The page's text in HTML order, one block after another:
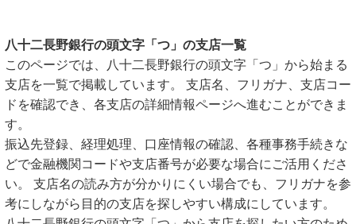
八十二長野銀行の頭文字「つ」の支店一覧
このページでは、八十二長野銀行の頭文字「つ」から始まる
支店を一覧で掲載しています。 支店名、フリガナ、支店コー
ドを確認でき、各支店の詳細情報ページへ進むことができま
す。
振込先登録、経理処理、口座情報の確認、各種事務手続きな
どで金融機関コードや支店番号が必要な場合にご活用くださ
い。 支店名の読み方が分かりにくい場合でも、フリガナを参
考にしながら目的の支店を探しやすい構成にしています。